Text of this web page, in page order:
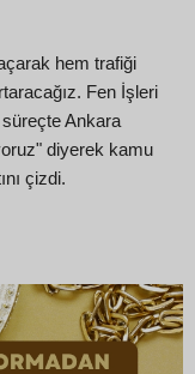
hem trafiği
Fen İşleri
süreçte Ankara
diyerek kamu
çizdi.